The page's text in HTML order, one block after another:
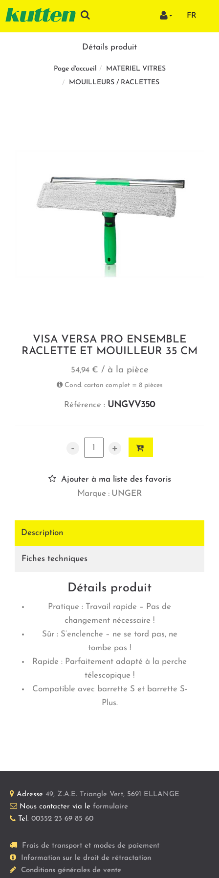
FR
Détails produit
Page d'accueil
MATERIEL VITRES
MOUILLEURS / RACLETTES
VISA VERSA PRO ENSEMBLE
RACLETTE ET MOUILLEUR 35 CM
54,94 € / à la pièce
Cond. carton complet = 8 pièces
Référence : UNGVV350
- +
Ajouter à ma liste des favoris
Marque : UNGER
Description
Fiches techniques
Détails produit
Pratique : Travail rapide – Pas de
changement nécessaire !
Sûr : S’enclenche – ne se tord pas, ne
tombe pas !
Rapide : Parfaitement adapté à la perche
télescopique !
Compatible avec barrette S et barrette S-
Plus.
Adresse 49, Z.A.E. Triangle Vert, 5691 ELLANGE
Nous contacter via le formulaire
Tel. 00352 23 69 85 60
Frais de transport et modes de paiement
Information sur le droit de rétractation
Conditions générales de vente